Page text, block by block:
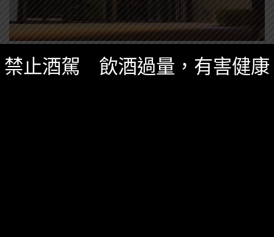
精選酒聞 八月 28, 2025
臺虎 X T.C.R.C. 「GIDDY」 全新開幕，臺南
禁止酒駕 飲酒過量，有害健康